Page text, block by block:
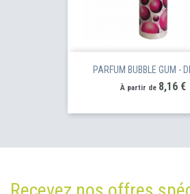
PARFUM BUBBLE GUM -
À partir de Prix
8,16 €